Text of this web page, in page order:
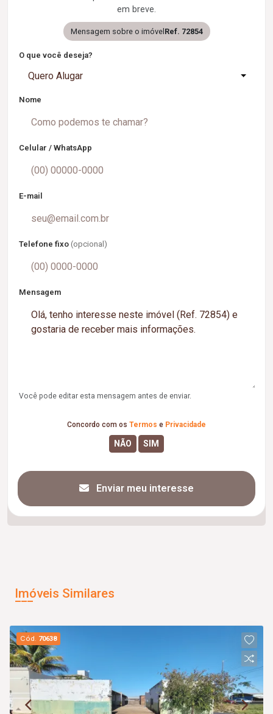
em breve.
Mensagem sobre o imóvel Ref. 72854
O que você deseja?
Quero Alugar
Nome
Celular / WhatsApp
E-mail
Telefone fixo (opcional)
Mensagem
Você pode editar esta mensagem antes de enviar.
Concordo com os Termos e Privacidade
Enviar meu interesse
Imóveis Similares
Cód. 70638